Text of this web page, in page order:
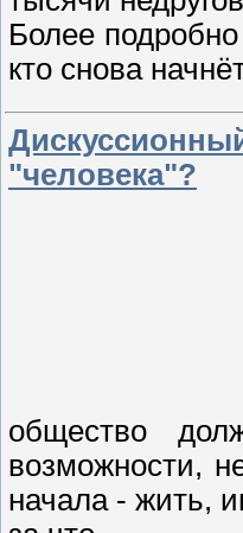
Более
кто снова
"человека"?
общество
возможности,
начала - жить,